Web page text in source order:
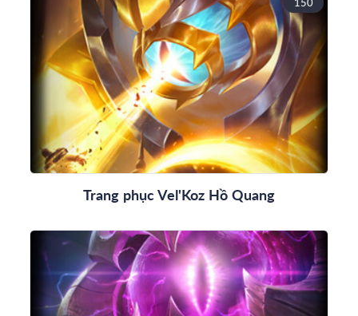
Trang phục Vel'Koz Hồ Quang